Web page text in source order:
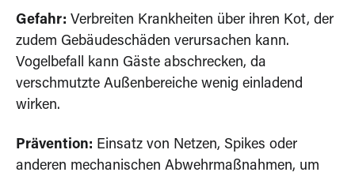
Gefahr: Verbreiten Krankheiten über ihren Kot, der
zudem Gebäudeschäden verursachen kann.
Vogelbefall kann Gäste abschrecken, da
verschmutzte Außenbereiche wenig einladend
wirken.
Prävention: Einsatz von Netzen, Spikes oder
anderen mechanischen Abwehrmaßnahmen, um